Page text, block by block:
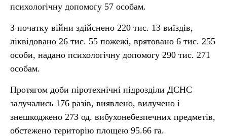
психологічну допомогу 57 особам.
З початку війни здійснено 220 тис. 13 виїздів,
ліквідовано 26 тис. 55 пожежі, врятовано 6 тис. 255
особи, надано психологічну допомогу 290 тис. 271
особам.
Протягом доби піротехнічні підрозділи ДСНС
залучались 176 разів, виявлено, вилучено і
знешкоджено 273 од. вибухонебезпечних предметів,
обстежено територію площею 95.66 га.